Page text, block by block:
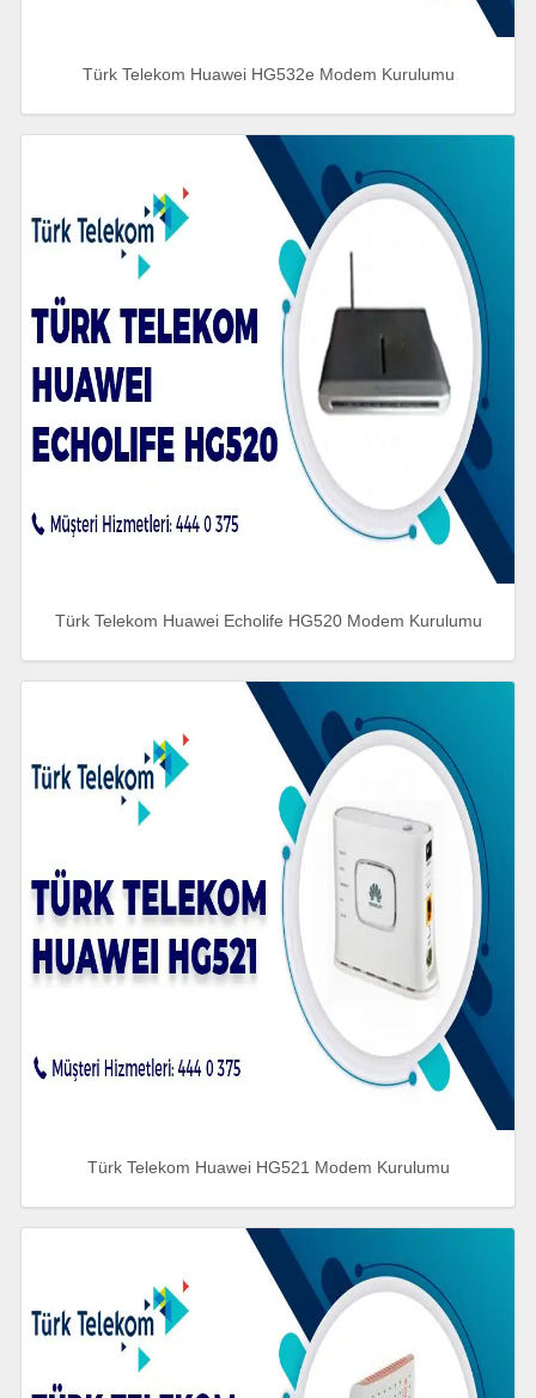
Türk Telekom Huawei HG532e Modem Kurulumu
Türk Telekom Huawei Echolife HG520 Modem Kurulumu
Türk Telekom Huawei HG521 Modem Kurulumu